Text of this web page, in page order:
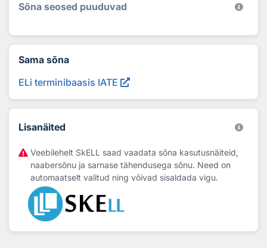
Sõna seosed puuduvad
Sama sõna
ELi terminibaasis IATE
Lisanäited
Veebilehelt SkELL saad vaadata sõna kasutusnäiteid,
naabersõnu ja sarnase tähendusega sõnu. Need on
automaatselt valitud ning võivad sisaldada vigu.